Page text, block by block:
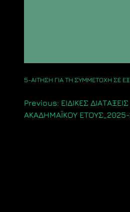
5-ΑΙΤΗΣΗ ΓΙΑ ΤΗ ΣΥΜΜΕΤΟΧΗ ΣΕ
Πλοήγηση
Previous: ΕΙΔΙΚΕΣ
ΑΚΑΔΗΜΑΪΚΟΥ